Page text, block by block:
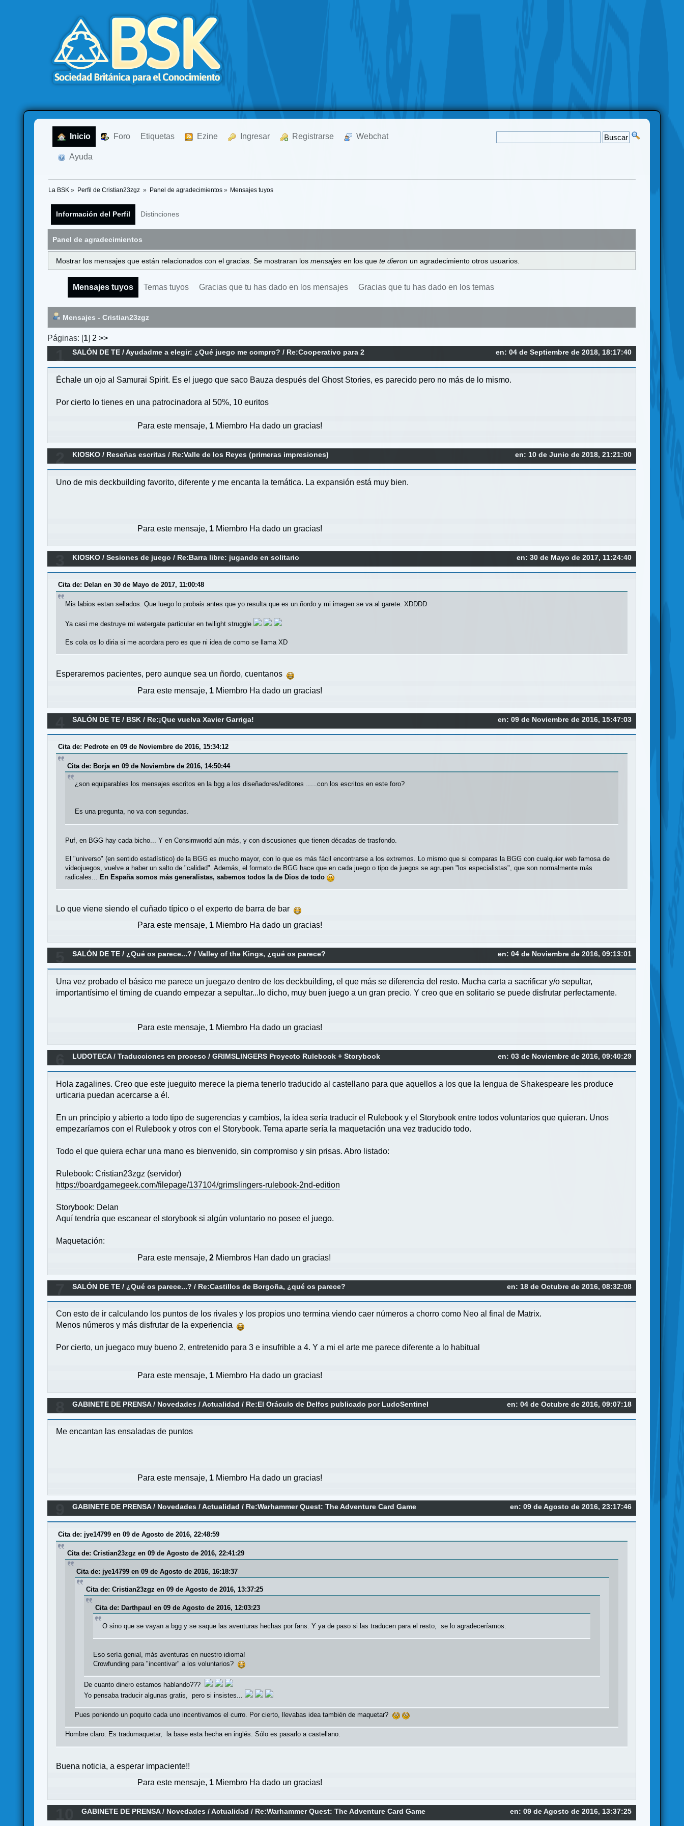
Inicio Foro Etiquetas Ezine Ingresar Registrarse Webchat
Ayuda
La BSK » Perfil de Cristian23zgz » Panel de agradecimientos» Mensajes tuyos
Información del Perfil Distinciones
Panel de agradecimientos
Mostrar los mensajes que están relacionados con el gracias. Se mostraran los mensajes en los que te dieron un agradecimiento otros usuarios.
Mensajes tuyos Temas tuyos Gracias que tu has dado en los mensajes Gracias que tu has dado en los temas
Mensajes - Cristian23zgz
Páginas: [1] 2 >>
en: 04 de Septiembre de 2018, 18:17:40
SALÓN DE TE /Ayudadme a elegir: ¿Qué juego me compro? / Re:Cooperativo para 2
Échale un ojo al Samurai Spirit. Es el juego que saco Bauza después del Ghost Stories, es parecido pero no más de lo mismo.
Por cierto lo tienes en una patrocinadora al 50%, 10 euritos
Para este mensaje, 1 Miembro Ha dado un gracias!
en: 10 de Junio de 2018, 21:21:00
KIOSKO / Reseñas escritas / Re:Valle de los Reyes (primeras impresiones)
Uno de mis deckbuilding favorito, diferente y me encanta la temática. La expansión está muy bien.
Para este mensaje, 1 Miembro Ha dado un gracias!
en: 30 de Mayo de 2017, 11:24:40
KIOSKO /Sesiones de juego / Re:Barra libre: jugando en solitario
Cita de: Delan en 30 de Mayo de 2017, 11:00:48
Mis labios estan sellados. Que luego lo probais antes que yo resulta que es un ñordo y mi imagen se va al garete. XDDDD
Ya casi me destruye mi watergate particular en twilight struggle
Es cola os lo diria si me acordara pero es que ni idea de como se llama XD
Esperaremos pacientes, pero aunque sea un ñordo, cuentanos
Para este mensaje, 1 Miembro Ha dado un gracias!
en: 09 de Noviembre de 2016, 15:47:03
SALÓN DE TE / BSK / Re:¡Que vuelva Xavier Garriga!
Cita de: Pedrote en 09 de Noviembre de 2016, 15:34:12
Cita de: Borja en 09 de Noviembre de 2016, 14:50:44
¿son equiparables los mensajes escritos en la bgg a los diseñadores/editores con los escritos en este foro?
Es una pregunta, no va con segundas.
Puf, en BGG hay cada bicho... Y en Consimworld aún más, y con discusiones que tienen décadas de trasfondo.
El "universo" (en sentido estadístico) de la BGG es mucho mayor, con lo que es más fácil encontrarse a los extremos. Lo mismo que si comparas la BGG con cualquier web famosa de
videojuegos, vuelve a haber un salto de "calidad". Además, el formato de BGG hace que en cada juego o tipo de juegos se agrupen "los especialistas", que son normalmente más
radicales...
En España somos más generalistas, sabemos todos la de Dios de todo
Lo que viene siendo el cuñado típico o el experto de barra de bar
Para este mensaje, 1 Miembro Ha dado un gracias!
en: 04 de Noviembre de 2016, 09:13:01
SALÓN DE TE /¿Qué os parece...? /Valley of the Kings, ¿qué os parece?
Una vez probado el básico me parece un juegazo dentro de los deckbuilding, el que más se diferencia del resto. Mucha carta a sacrificar y/o sepultar,
importantísimo el timing de cuando empezar a sepultar...lo dicho, muy buen juego a un gran precio. Y creo que en solitario se puede disfrutar perfectamente.
Para este mensaje, 1 Miembro Ha dado un gracias!
en: 03 de Noviembre de 2016, 09:40:29
LUDOTECA/Traducciones en proceso /GRIMSLINGERS Proyecto Rulebook + Storybook
Hola zagalines. Creo que este jueguito merece la pierna tenerlo traducido al castellano para que aquellos a los que la lengua de Shakespeare les produce
urticaria puedan acercarse a él.
En un principio y abierto a todo tipo de sugerencias y cambios, la idea sería traducir el Rulebook y el Storybook entre todos voluntarios que quieran. Unos
empezaríamos con el Rulebook y otros con el Storybook. Tema aparte sería la maquetación una vez traducido todo.
Todo el que quiera echar una mano es bienvenido, sin compromiso y sin prisas. Abro listado:
Rulebook: Cristian23zgz (servidor)
https://boardgamegeek.com/filepage/137104/grimslingers-rulebook-2nd-edition
Storybook: Delan
Aquí tendría que escanear el storybook si algún voluntario no posee el juego.
Maquetación:
Para este mensaje,2 Miembros Han dado un gracias!
en: 18 de Octubre de 2016, 08:32:08
SALÓN DE TE / ¿Qué os parece...? / Re:Castillos de Borgoña, ¿qué os parece?
Con esto de ir calculando los puntos de los rivales y los propios uno termina viendo caer números a chorro como Neo al final de Matrix.
Menos números y más disfrutar de la experiencia
Por cierto, un juegaco muy bueno 2, entretenido para 3 e insufrible a 4. Y a mi el arte me parece diferente a lo habitual
Para este mensaje, 1 Miembro Ha dado un gracias!
en: 04 de Octubre de 2016, 09:07:18
GABINETE DE PRENSA/ Novedades / Actualidad / Re:El Oráculo de Delfos publicado por LudoSentinel
Me encantan las ensaladas de puntos
Para este mensaje, 1 Miembro Ha dado un gracias!
en: 09 de Agosto de 2016, 23:17:46
GABINETE DE PRENSA/ Novedades / Actualidad / Re:Warhammer Quest: The Adventure Card Game
Cita de: jye14799 en 09 de Agosto de 2016, 22:48:59
Cita de: Cristian23zgz en 09 de Agosto de 2016, 22:41:29
Cita de: jye14799 en 09 de Agosto de 2016, 16:18:37
Cita de: Cristian23zgz en 09 de Agosto de 2016, 13:37:25
Cita de: Darthpaul en 09 de Agosto de 2016, 12:03:23
O sino que se vayan a bgg y se saque las aventuras hechas por fans. Y ya de paso si las traducen para el resto, se lo agradeceríamos.
Eso sería genial, más aventuras en nuestro idioma!
Crowfunding para "incentivar" a los voluntarios?
De cuanto dinero estamos hablando???
Yo pensaba traducir algunas gratis, pero si insistes...
Pues poniendo un poquito cada uno incentivamos el curro. Por cierto, llevabas idea también de maquetar?
Hombre claro. Es tradumaquetar, la base esta hecha en inglés. Sólo es pasarlo a castellano.
Buena noticia, a esperar impaciente!!
Para este mensaje, 1 Miembro Ha dado un gracias!
en: 09 de Agosto de 2016, 13:37:25
GABINETE DE PRENSA/ Novedades / Actualidad / Re:Warhammer Quest: The Adventure Card Game